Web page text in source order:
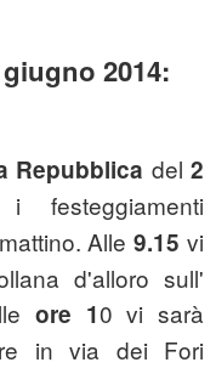
2014:
Repubblica del2
i festeggiamenti
Alle9.15 vi
d'alloro sull'
ore 10 vi sarà
in via dei Fori